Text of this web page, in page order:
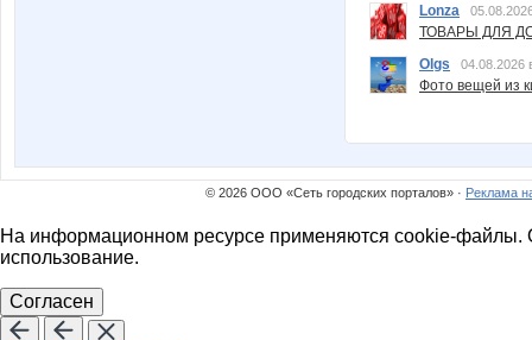
Lonza
ТОВАРЫ ДЛЯ
Olgs
04.08.2026
Фото вещей из
© 2026 ООО «Сеть городских порталов» · Реклама
На информационном ресурсе применяются cookie-файлы.
использование.
Согласен